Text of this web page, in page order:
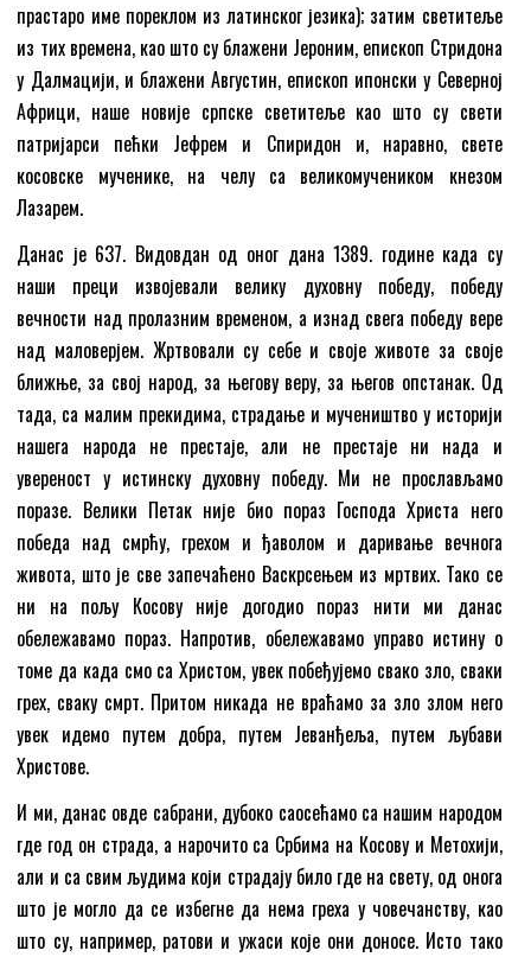
прастаро име пореклом из латинског језика); затим светитељe
из тих времена, као што су блажени Јероним, епископ Стридона
у Далмацији, и блажени Августин, епископ ипонски у Северној
Африци, наше новије српске светитеље као што су свети
патријарси пећки Јефрем и Спиридон и, наравно, свете
косовске мученике, на челу са великомучеником кнезом
Лазарем.
Данас је 637. Видовдан од оног дана 1389. године када су
наши преци извојевали велику духовну победу, победу
вечности над пролазним временом, а изнад свега победу вере
над маловерјем. Жртвовали су себе и своје животе за своје
ближње, за свој народ, за његову веру, за његов опстанак. Од
тада, са малим прекидима, страдање и мучеништво у историји
нашега народа не престаје, али не престаје ни нада и
увереност у истинску духовну победу. Ми не прослављамо
поразе. Велики Петак није био пораз Господа Христа него
победа над смрћу, грехом и ђаволом и даривање вечнога
живота, што је све запечаћено Васкрсењем из мртвих. Тако се
ни на пољу Косову није догодио пораз нити ми данас
обележавамо пораз. Напротив, обележавамо управо истину о
томе да када смо са Христом, увек побеђујемо свако зло, сваки
грех, сваку смрт. Притом никада не враћамо за зло злом него
увек идемо путем добра, путем Јеванђеља, путем љубави
Христове.
И ми, данас овде сабрани, дубоко саосећамо са нашим народом
где год он страда, а нарочито са Србима на Косову и Метохији,
али и са свим људима који страдају било где на свету, од онога
што је могло да се избегне да нема греха у човечанству, као
што су, например, ратови и ужаси које они доносе. Исто тако